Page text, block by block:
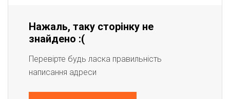
Нажаль, таку сторінку не
знайдено :(
Перевірте будь ласка правильність
написання адреси